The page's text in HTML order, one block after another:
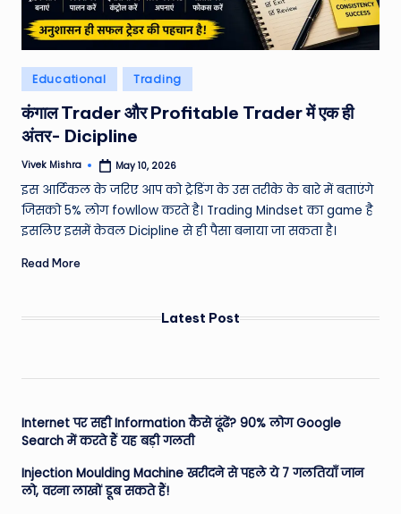
Posted
in
Educational Trading
कंगाल Trader और Profitable Trader में एक ही
अंतर- Dicipline
Posted
Vivek Mishra May 10, 2026
इस आर्टिकल के जरिए आप को ट्रेडिंग के उस तरीके के बारे में बताएंगे
जिसको 5% लोग fowllow करते है। Trading Mindset का game है
इसलिए इसमें केवल Dicipline से ही पैसा बनाया जा सकता है।
Read More
Latest Post
Internet पर सही Information कैसे ढूंढें? 90% लोग Google
Search में करते हैं यह बड़ी गलती
Injection Moulding Machine खरीदने से पहले ये 7 गलतियाँ जान
लो, वरना लाखों डूब सकते हैं!